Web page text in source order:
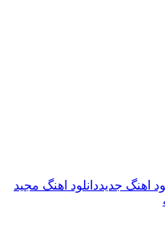
اهنگ جدیددانلود اهنگ مجید